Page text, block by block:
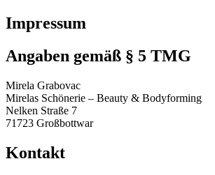
Impressum
Angaben gemäß § 5 TMG
Mirela Grabovac
Mirelas Schönerie – Beauty & Bodyforming
Nelken Straße 7
71723 Großbottwar
Kontakt